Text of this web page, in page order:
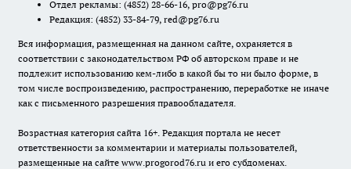
Отдел рекламы: (4852) 28-66-16, pro@pg76.ru
Редакция: (4852) 33-84-79, red@pg76.ru
Вся информация, размещенная на данном сайте, охраняется в
соответствии с законодательством РФ об авторском праве и не
подлежит использованию кем-либо в какой бы то ни было форме, в
том числе воспроизведению, распространению, переработке не иначе
как с письменного разрешения правообладателя.
Возрастная категория сайта 16+. Редакция портала не несет
ответственности за комментарии и материалы пользователей,
размещенные на сайте www.progorod76.ru и его субдоменах.